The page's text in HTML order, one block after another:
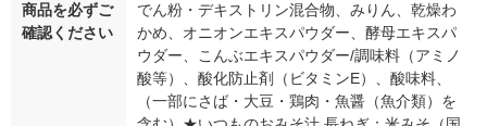
商品を必ずご
確認ください
でん粉・デキストリン混合物、みりん、乾燥わ
かめ、オニオンエキスパウダー、酵母エキスパ
ウダー、こんぶエキスパウダー/調味料（アミノ
酸等）、酸化防止剤（ビタミンE）、酸味料、
（一部にさば・大豆・鶏肉・魚醤（魚介類）を